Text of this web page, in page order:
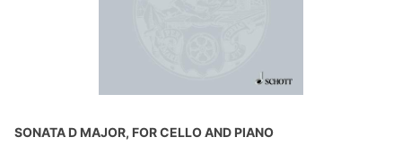
SONATA D MAJOR, FOR CELLO AND PIANO